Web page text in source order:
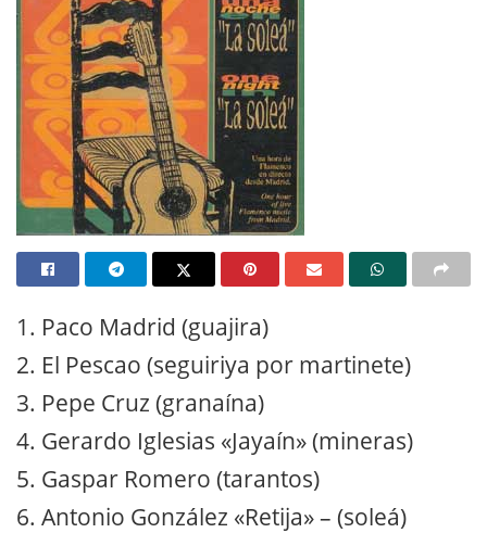
1. Paco Madrid (guajira)
2. El Pescao (seguiriya por martinete)
3. Pepe Cruz (granaína)
4. Gerardo Iglesias «Jayaín» (mineras)
5. Gaspar Romero (tarantos)
6. Antonio González «Retija» – (soleá)